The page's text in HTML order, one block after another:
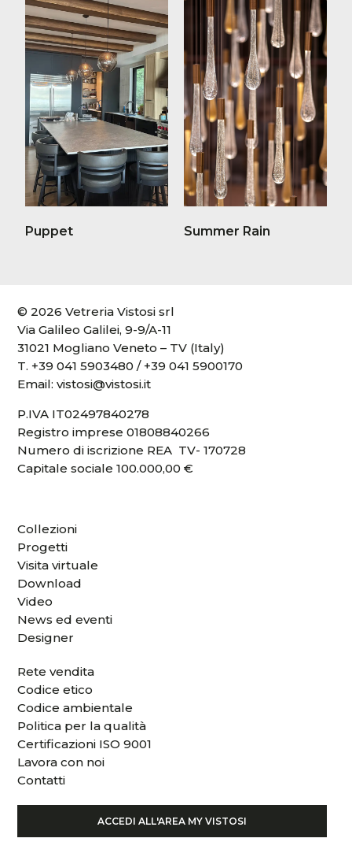
Puppet Summer Rain
© 2026 Vetreria Vistosi srl
Via Galileo Galilei, 9-9/A-11
31021 Mogliano Veneto – TV (Italy)
T. +39 041 5903480 / +39 041 5900170
Email:vistosi@vistosi.it
P.IVA IT02497840278
Registro imprese 01808840266
Numero di iscrizione REA TV- 170728
Capitale sociale 100.000,00 €
Collezioni
Progetti
Visita virtuale
Download
Video
News ed eventi
Designer
Rete vendita
Codice etico
Codice ambientale
Politica per la qualità
Certificazioni ISO 9001
Lavora con noi
Contatti
ACCEDI ALL'AREA MY VISTOSI